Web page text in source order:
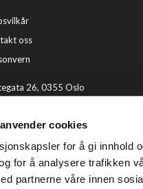
cookies
for å gi innhold
for å analysere trafikken
partnerne våre innen
oss
26, 0355 Oslo
kundeservice@tendenz.net